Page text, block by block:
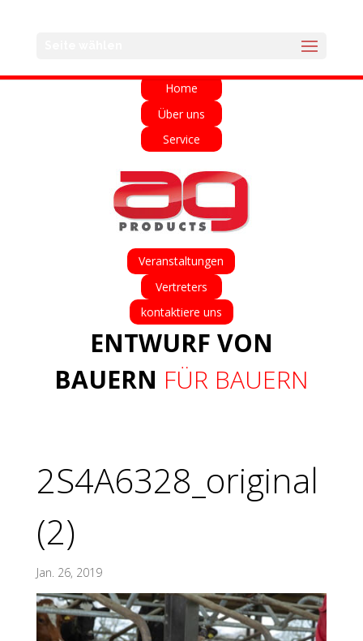
Home
Über uns
Service
Veranstaltungen
Vertreters
kontaktiere uns
ENTWURF VON
BAUERN FÜR BAUERN
2S4A6328_original
(2)
Jan. 26, 2019